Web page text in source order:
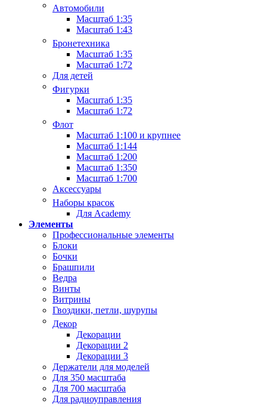
Автомобили
Масштаб 1:35
Масштаб 1:43
Бронетехника
Масштаб 1:35
Масштаб 1:72
Для детей
Фигурки
Масштаб 1:35
Масштаб 1:72
Флот
Масштаб 1:100 и крупнее
Масштаб 1:144
Масштаб 1:200
Масштаб 1:350
Масштаб 1:700
Аксессуары
Наборы красок
Для Academy
Элементы
Профессиональные элементы
Блоки
Бочки
Брашпили
Ведра
Винты
Витрины
Гвоздики, петли, шурупы
Декор
Декорации
Декорации 2
Декорации 3
Держатели для моделей
Для 350 масштаба
Для 700 масштаба
Для радиоуправления